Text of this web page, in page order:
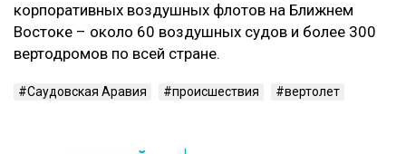
корпоративных воздушных флотов на Ближнем
Востоке – около 60 воздушных судов и более 300
вертодромов по всей стране.
Саудовская Аравия происшествия вертолет